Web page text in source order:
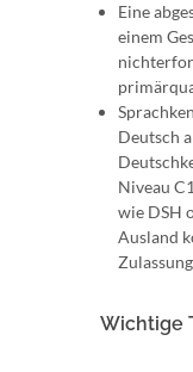
Eine
einem
Deutsch
Niveau
wie DSH
Ausland
Wichtige